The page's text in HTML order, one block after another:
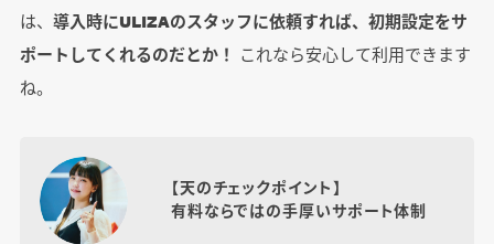
は、 導入時にULIZAのスタッフに依頼すれば、初期設定をサ
ポートしてくれるのだとか！ これなら安心して利用できます
ね。
【天のチェックポイント】
有料ならではの手厚いサポート体制